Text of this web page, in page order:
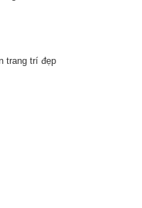
trang trí đẹp